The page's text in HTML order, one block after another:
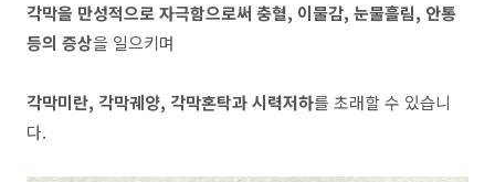
각막을 만성적으로 자극함으로써 충혈, 이물감, 눈물흘림, 안통
등의 증상을 일으키며
각막미란, 각막궤양, 각막혼탁과 시력저하를 초래할 수 있습니
다.